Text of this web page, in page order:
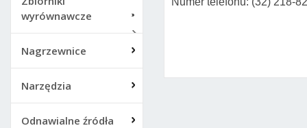
wyrównawcze
Nagrzewnice
Narzędzia
Odnawialne źródła